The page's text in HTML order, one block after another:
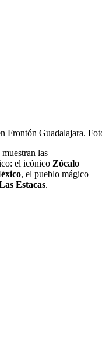
Frontón Guadalajara.
las
el icónico Zócalo
, el pueblo mágico
Estacas.